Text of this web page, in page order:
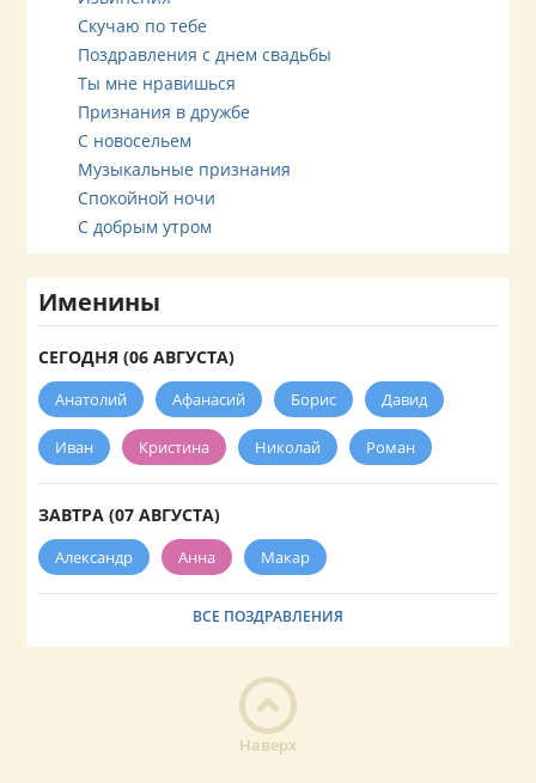
Скучаю по тебе
Поздравления с днем свадьбы
Ты мне нравишься
Признания в дружбе
С новосельем
Музыкальные признания
Спокойной ночи
С добрым утром
Именины
СЕГОДНЯ (06 АВГУСТА)
Анатолий Афанасий Борис Давид
Иван Кристина Николай Роман
ЗАВТРА (07 АВГУСТА)
Александр Анна Макар
ВСЕ ПОЗДРАВЛЕНИЯ
Наверх